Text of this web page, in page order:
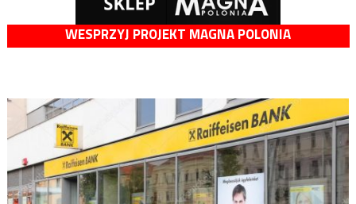
WESPRZYJ PROJEKT MAGNA POLONIA